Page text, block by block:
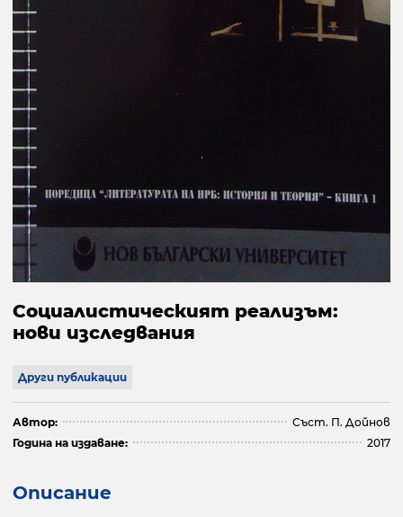
Социалистическият реализъм:
нови изследвания
Други публикации
Автор:
Съст. П. Дойнов
Година на издаване:
2017
Описание